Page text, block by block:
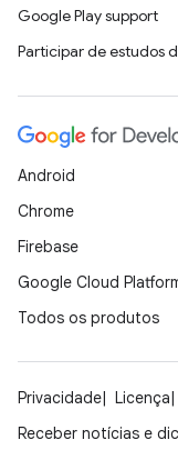
Google Play support
Participar de estudos
Android
Chrome
Firebase
Google Cloud
Todos os produtos
Privacidade Licença
Receber notícias e